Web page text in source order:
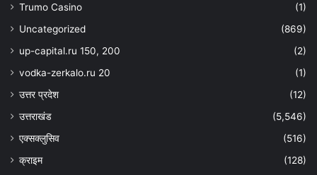
Trumo Casino
(1)
Uncategorized
(869)
up-capital.ru 150, 200
(2)
vodka-zerkalo.ru 20
(1)
उत्तर प्रदेश
(12)
उत्तराखंड
(5,546)
एक्सक्लुसिव
(516)
क्राइम
(128)